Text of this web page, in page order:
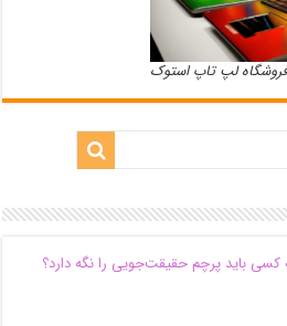
فروشگاه لپ تاپ استوک
باید پرچم حقیقت‌جویی را نگه دارد؟